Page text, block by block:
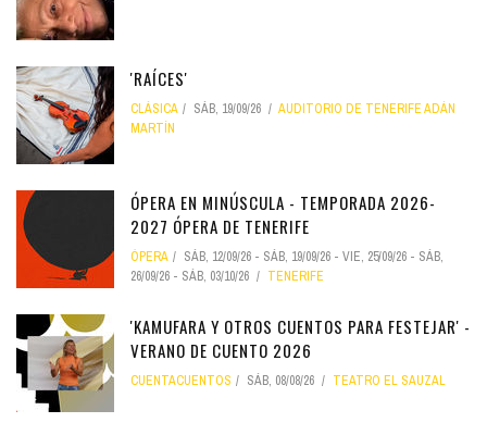
'RAÍCES'
CLÁSICA SÁB, 19/09/26
AUDITORIO DE TENERIFE ADÁN
MARTÍN
ÓPERA EN MINÚSCULA - TEMPORADA 2026-
2027 ÓPERA DE TENERIFE
ÓPERA SÁB, 12/09/26 - SÁB, 19/09/26 - VIE, 25/09/26 - SÁB,
26/09/26 - SÁB, 03/10/26 TENERIFE
'KAMUFARA Y OTROS CUENTOS PARA FESTEJAR' -
VERANO DE CUENTO 2026
CUENTACUENTOS SÁB, 08/08/26 TEATRO EL SAUZAL